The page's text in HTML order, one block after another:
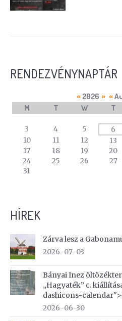
RENDEZVÉNYNAPTÁR
calendar
events
« 2026 » «
M T W T
3
4 5 6
10
11 12 13
17
18 19 20
24
25 26 27
31
HÍREK
Zárva lesz a
2026-07-03
Bányai Inez
„Hagyaték” c.
dashicons-
2026-06-30